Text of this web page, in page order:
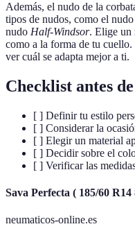
Además, el nudo de la
tipos de nudos, como el nudo
nudo Half-Windsor. Elige un
como a la forma de tu cuello.
ver cuál se adapta mejor a ti.
Checklist antes
[ ] Definir tu estilo
[ ] Considerar la
[ ] Elegir un material
[ ] Decidir sobre el
[ ] Verificar las
Sava Perfecta ( 185/60 R14
neumaticos-online.es